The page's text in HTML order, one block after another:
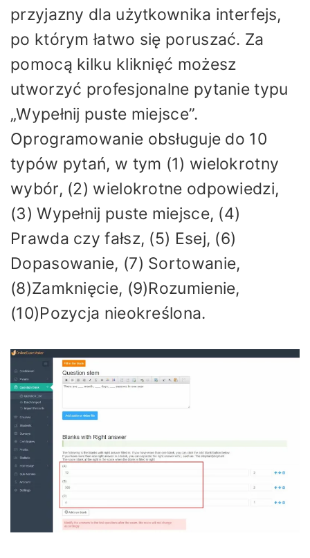
przyjazny dla użytkownika interfejs,
po którym łatwo się poruszać. Za
pomocą kilku kliknięć możesz
utworzyć profesjonalne pytanie typu
„Wypełnij puste miejsce”.
Oprogramowanie obsługuje do 10
typów pytań, w tym (1) wielokrotny
wybór, (2) wielokrotne odpowiedzi,
(3) Wypełnij puste miejsce, (4)
Prawda czy fałsz, (5) Esej, (6)
Dopasowanie, (7) Sortowanie,
(8)Zamknięcie, (9)Rozumienie,
(10)Pozycja nieokreślona.